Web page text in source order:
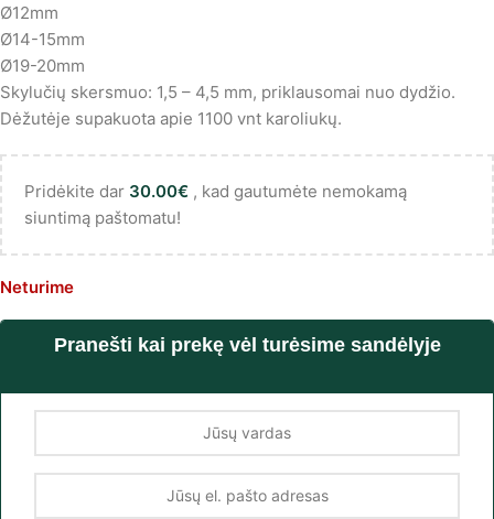
Ø12mm
Ø14-15mm
Ø19-20mm
Skylučių skersmuo: 1,5 – 4,5 mm, priklausomai nuo dydžio.
Dėžutėje supakuota apie 1100 vnt karoliukų.
Pridėkite dar 30.00€ , kad gautumėte nemokamą
siuntimą paštomatu!
Neturime
Pranešti kai prekę vėl turėsime sandėlyje